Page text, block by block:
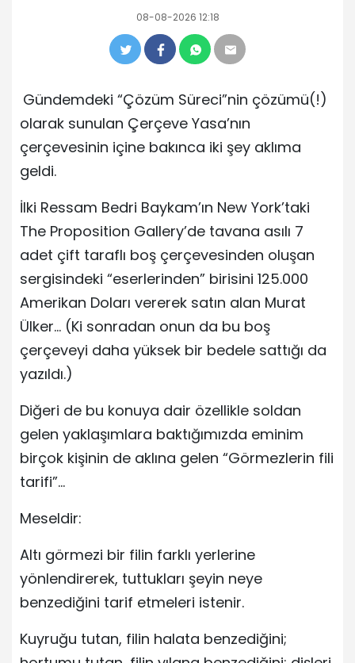
08-08-2026 12:18
Gündemdeki “Çözüm Süreci”nin çözümü(!)
olarak sunulan Çerçeve Yasa’nın
çerçevesinin içine bakınca iki şey aklıma
geldi.
İlki Ressam Bedri Baykam’ın New York’taki
The Proposition Gallery’de tavana asılı 7
adet çift taraflı boş çerçevesinden oluşan
sergisindeki “eserlerinden” birisini 125.000
Amerikan Doları vererek satın alan Murat
Ülker… (Ki sonradan onun da bu boş
çerçeveyi daha yüksek bir bedele sattığı da
yazıldı.)
Diğeri de bu konuya dair özellikle soldan
gelen yaklaşımlara baktığımızda eminim
birçok kişinin de aklına gelen “Görmezlerin fili
tarifi”…
Meseldir:
Altı görmezi bir filin farklı yerlerine
yönlendirerek, tuttukları şeyin neye
benzediğini tarif etmeleri istenir.
Kuyruğu tutan, filin halata benzediğini;